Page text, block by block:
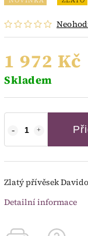
1 972 Kč
Skladem
Zlatý přívěsek
Detailní informace